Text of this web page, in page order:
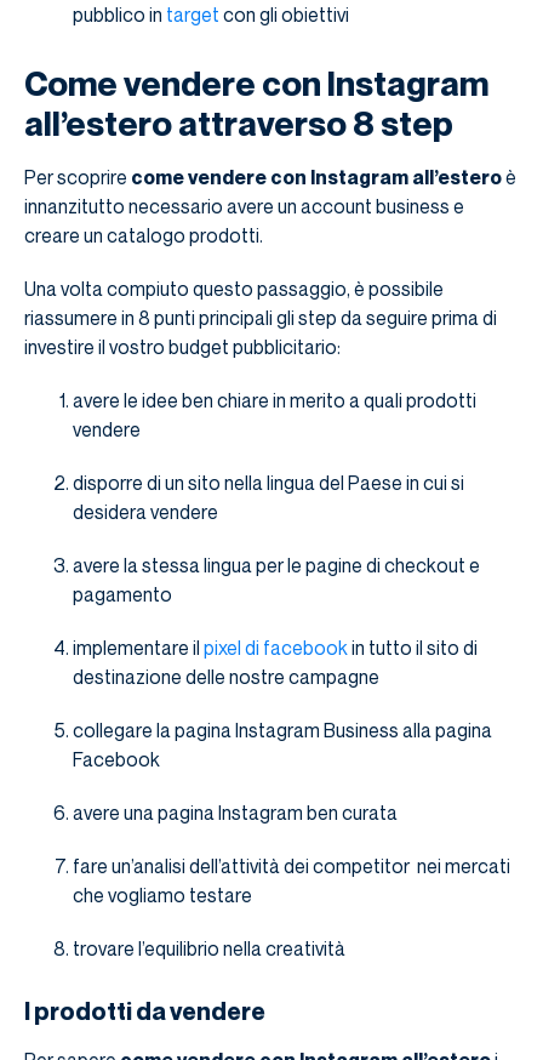
pubblico in target con gli obiettivi
Come vendere con Instagram
all’estero attraverso 8 step
Per scoprire come vendere con Instagram all’esteroè
innanzitutto necessario avere un account business e
creare un catalogo prodotti.
Una volta compiuto questo passaggio, è possibile
riassumere in 8 punti principali gli step da seguire prima di
investire il vostro budget pubblicitario:
avere le idee ben chiare in merito a quali prodotti
vendere
disporre di un sito nella lingua del Paese in cui si
desidera vendere
avere la stessa lingua per le pagine di checkout e
pagamento
implementare il pixel di facebookin tutto il sito di
destinazione delle nostre campagne
collegare la pagina Instagram Business alla pagina
Facebook
avere una pagina Instagram ben curata
fare un’analisi dell’attività dei competitor nei mercati
che vogliamo testare
trovare l’equilibrio nella creatività
I prodotti da vendere